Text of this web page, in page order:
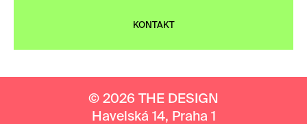
KONTAKT
© 2026 THE DESIGN
Havelská 14, Praha 1